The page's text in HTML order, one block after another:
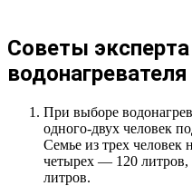
Советы
При выборе
одного-двух человек
Семье из трех человек
четырех — 120 литров,
литров.